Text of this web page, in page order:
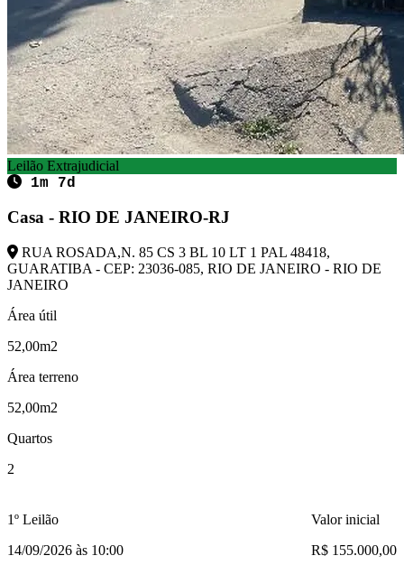
Leilão Extrajudicial
1m 7d
Casa - RIO DE JANEIRO-RJ
RUA ROSADA,N. 85 CS 3 BL 10 LT 1 PAL 48418,
GUARATIBA - CEP: 23036-085, RIO DE JANEIRO - RIO DE
JANEIRO
Área útil
52,00m2
Área terreno
52,00m2
Quartos
2
1º Leilão
14/09/2026 às 10:00
Valor inicial
R$ 155.000,00